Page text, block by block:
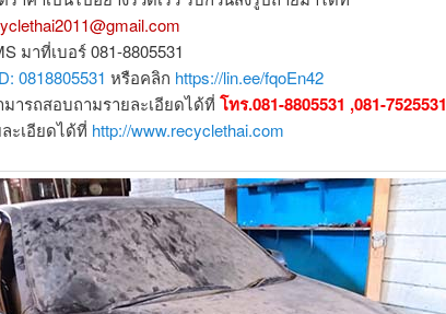
มาที่เบอร์ 081-8805531
0818805531 หรือคลิก https://lin.ee/fqoEn42
ารถสอบถามรายละเอียดได้ที่ โทร.081-8805531 ,081-7525531
ะเอียดได้ที่ http://www.recyclethai.com